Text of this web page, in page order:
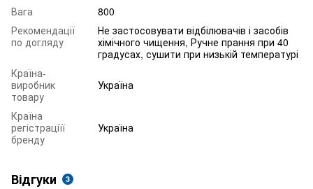
Вага
800
Рекомендації
по догляду
Не застосовувати відбілювачів і засобів
хімічного чищення, Ручне прання при 40
градусах, сушити при низькій температурі
Країна-
виробник
товару
Україна
Країна
регістраціїї
бренду
Україна
Відгуки 3